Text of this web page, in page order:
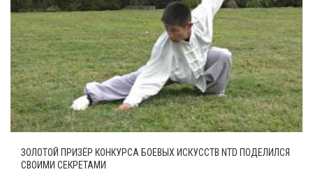
ЗОЛОТОЙ ПРИЗЁР КОНКУРСА БОЕВЫХ ИСКУССТВ NTD ПОДЕЛИЛСЯ
СВОИМИ СЕКРЕТАМИ